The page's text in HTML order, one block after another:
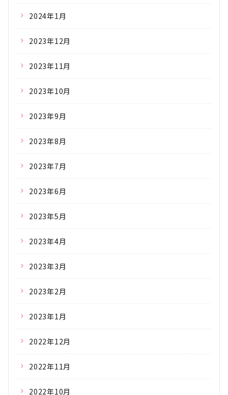
2024年1月
2023年12月
2023年11月
2023年10月
2023年9月
2023年8月
2023年7月
2023年6月
2023年5月
2023年4月
2023年3月
2023年2月
2023年1月
2022年12月
2022年11月
2022年10月